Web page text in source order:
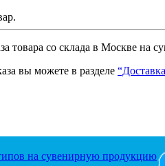
товара со склада в Москве на
вы можете в разделе